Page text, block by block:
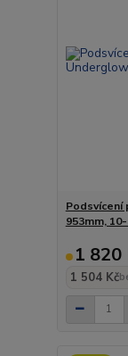
953mm,
1 820
1 504 Kč